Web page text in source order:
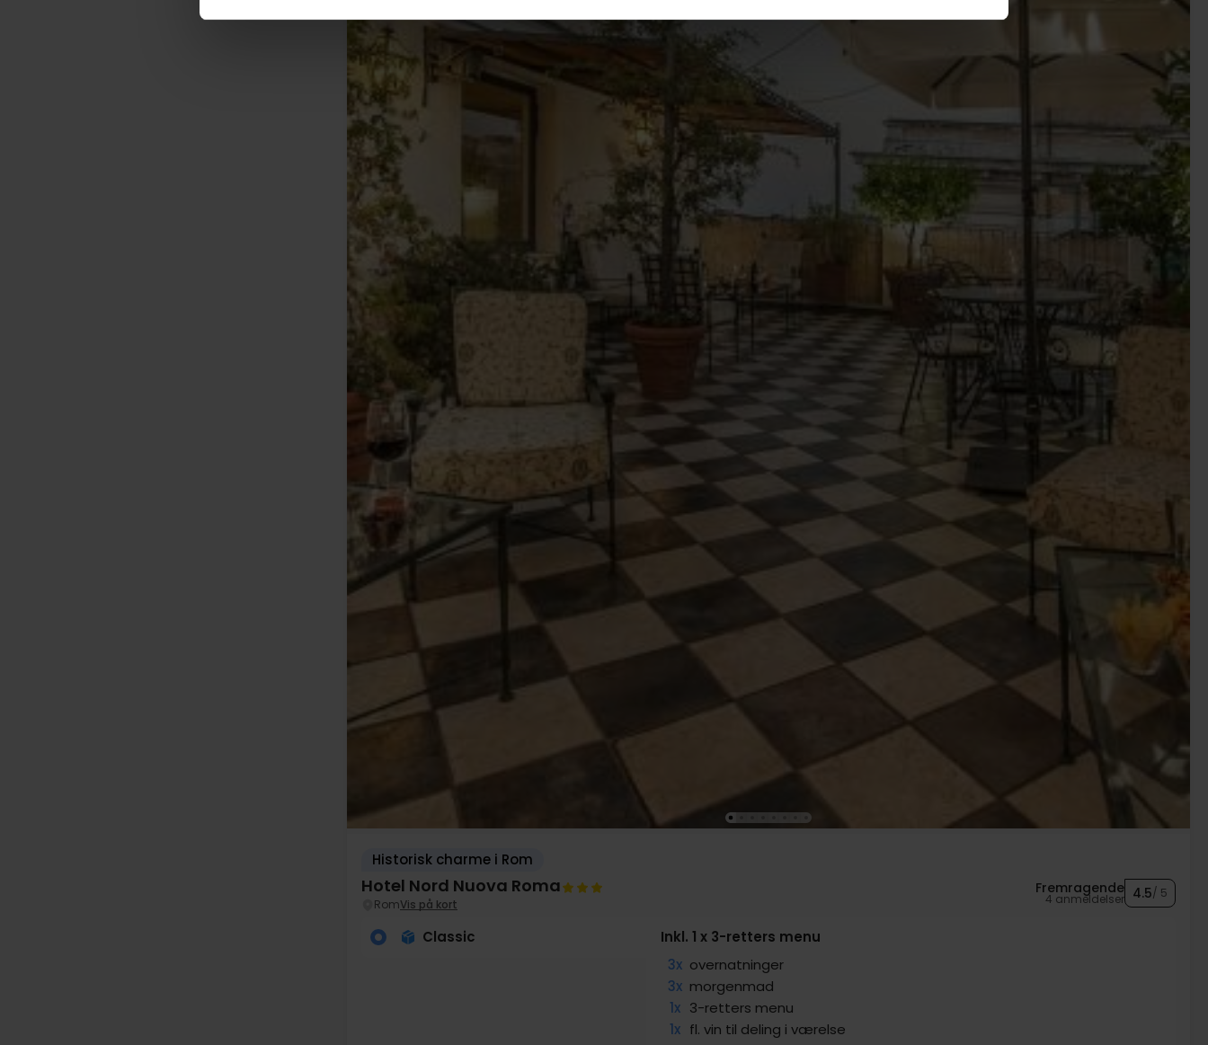
Historisk charme i Rom
Hotel Nord Nuova Roma
RomVis på kort
Fremragende
4 anmeldelser 4.5/ 5
Classic
Inkl. 1 x 3-retters menu
3x overnatninger
3x morgenmad
1x 3-retters menu
1x fl. vin til deling i værelse